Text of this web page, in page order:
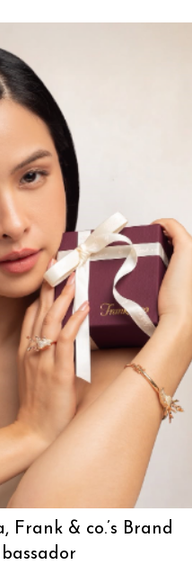
Frank & co.’s Brand